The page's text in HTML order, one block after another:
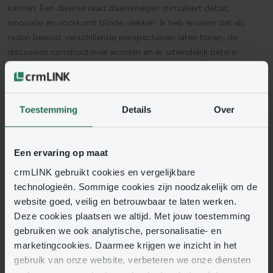
Toestemming Details Over
Een ervaring op maat
crmLINK gebruikt cookies en vergelijkbare
technologieën. Sommige cookies zijn noodzakelijk om de
website goed, veilig en betrouwbaar te laten werken.
Deze cookies plaatsen we altijd. Met jouw toestemming
gebruiken we ook analytische, personalisatie- en
marketingcookies. Daarmee krijgen we inzicht in het
gebruik van onze website, verbeteren we onze diensten
kansen. Een diverse raad daarentegen stimuleert debat,
innovatie en voorkomt blinde vlekken. Ik heb ervaren dat als
raden bewust verschillende perspectieven laten horen, de
discussies constructiever worden en er uiteindelijk betere
De impact van verschillende perspectieven
Innovatie: verschillende achtergronden brengen unieke
ideeën en oplossingen naar voren.
waarden en versterkt het imago van de organisatie.
Betere besluitvorming: meerdere invalshoeken zorgen voor
goed onderbouwde en evenwichtige beslissingen.
Recente ontwikkelingen en
praktijkervaringen
Sinds 1 januari 2022 is in Nederland deWet evenwichtiger